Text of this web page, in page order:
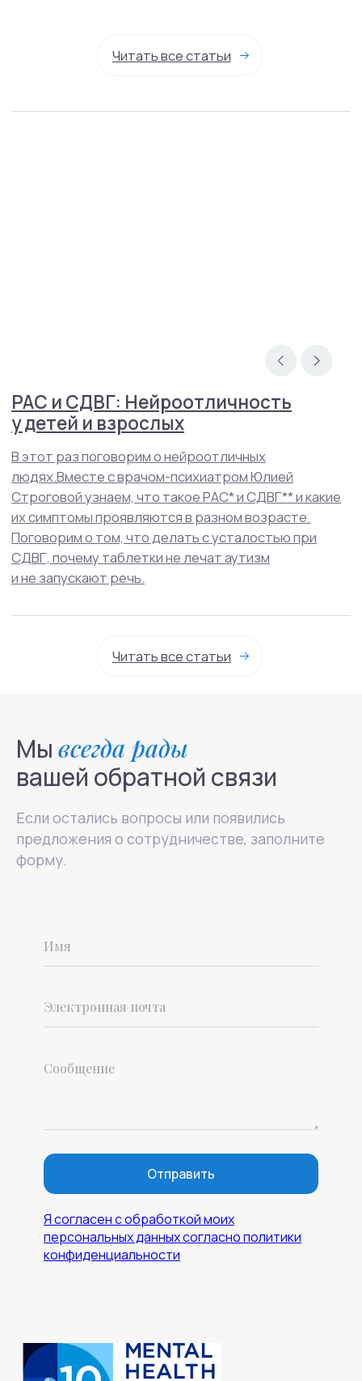
Мы всегда рады
вашей обратной связи
Если остались вопросы или появились
предложения о сотрудничестве, заполните
форму.
Отправить
Я согласен с обработкой моих
персональных данных согласно политики
конфиденциальности